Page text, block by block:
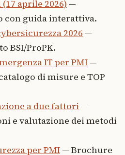
aprile 2026) —
con guida interattiva.
2026 —
BSI/ProPK.
IT per PMI —
di misure e TOP
a due fattori —
e valutazione dei metodi
per PMI — Brochure